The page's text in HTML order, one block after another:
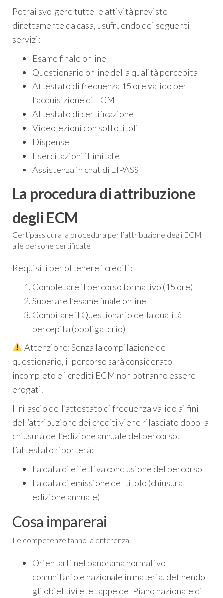
Potrai svolgere tutte le attività previste
direttamente da casa, usufruendo dei seguenti
servizi:
Esame finale online
Questionario online della qualità percepita
Attestato di frequenza 15 ore valido per
l’acquisizione di ECM
Attestato di certificazione
Videolezioni con sottotitoli
Dispense
Esercitazioni illimitate
Assistenza in chat di EIPASS
La procedura di attribuzione
degli ECM
Certipass cura la procedura per l’attribuzione degli ECM
alle persone certificate
Requisiti per ottenere i crediti:
Completare il percorso formativo (15 ore)
Superare l’esame finale online
Compilare il Questionario della qualità
percepita (obbligatorio)
Attenzione: Senza la compilazione del
questionario, il percorso sarà considerato
incompleto e i crediti ECM non potranno essere
erogati.
Il rilascio dell’attestato di frequenza valido ai fini
dell’attribuzione dei crediti viene rilasciato dopo la
chiusura dell’edizione annuale del percorso.
L’attestato riporterà:
La data di effettiva conclusione del percorso
La data di emissione del titolo (chiusura
edizione annuale)
Cosa imparerai
Le competenze fanno la differenza
Orientarti nel panorama normativo
comunitario e nazionale in materia, definendo
gli obiettivi e le tappe del Piano nazionale di